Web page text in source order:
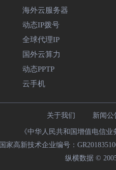
海外云服务器
动态IP拨号
全球代理IP
国外云算力
动态PPTP
云手机
关于我们 新闻公
《中华人民共和国增值电信
国家高新技术企业编号：
纵横数据 ©